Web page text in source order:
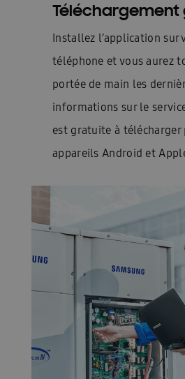
Installez l’application sur
téléphone et vous aurez
portée de main les
informations sur le
est gratuite à télécharger
appareils Android et